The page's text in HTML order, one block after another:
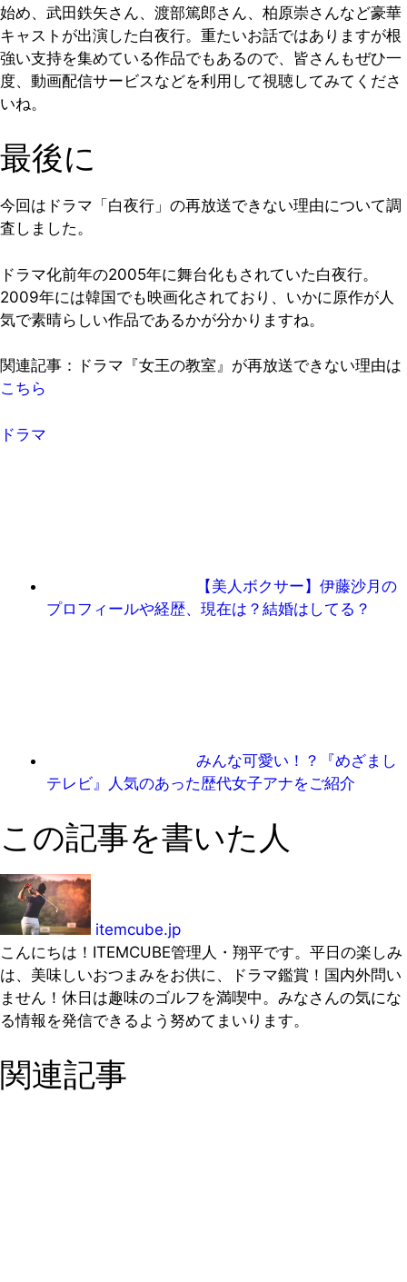
始め、武田鉄矢さん、渡部篤郎さん、柏原崇さんなど豪華
キャストが出演した白夜行。重たいお話ではありますが根
強い支持を集めている作品でもあるので、皆さんもぜひ一
度、動画配信サービスなどを利用して視聴してみてくださ
いね。
最後に
今回はドラマ「白夜行」の再放送できない理由について調
査しました。
ドラマ化前年の2005年に舞台化もされていた白夜行。
2009年には韓国でも映画化されており、いかに原作が人
気で素晴らしい作品であるかが分かりますね。
関連記事：ドラマ『女王の教室』が再放送できない理由は
こちら
ドラマ
【美人ボクサー】伊藤沙月の
プロフィールや経歴、現在は？結婚はしてる？
みんな可愛い！？『めざまし
テレビ』人気のあった歴代女子アナをご紹介
この記事を書いた人
itemcube.jp
こんにちは！ITEMCUBE管理人・翔平です。平日の楽しみ
は、美味しいおつまみをお供に、ドラマ鑑賞！国内外問い
ません！休日は趣味のゴルフを満喫中。みなさんの気にな
る情報を発信できるよう努めてまいります。
関連記事